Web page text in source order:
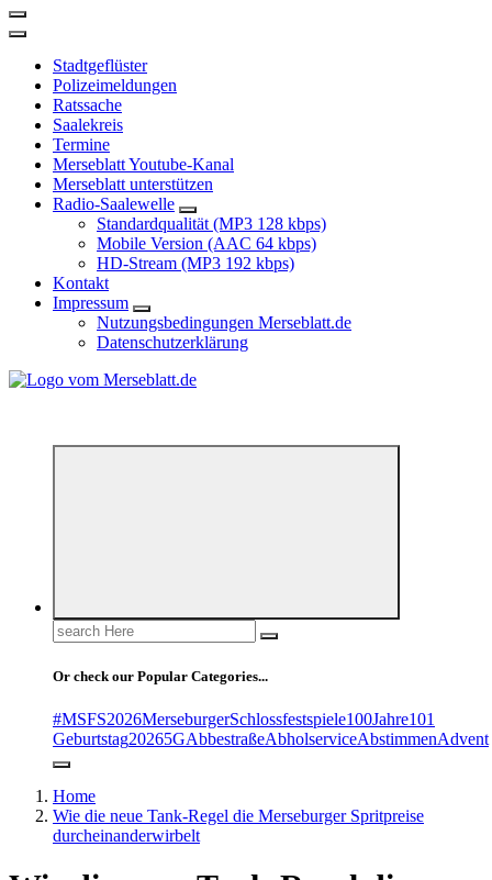
Stadtgeflüster
Polizeimeldungen
Ratssache
Saalekreis
Termine
Merseblatt Youtube-Kanal
Merseblatt unterstützen
Radio-Saalewelle
Standardqualität (MP3 128 kbps)
Mobile Version (AAC 64 kbps)
HD-Stream (MP3 192 kbps)
Kontakt
Impressum
Nutzungsbedingungen Merseblatt.de
Datenschutzerklärung
Search
for:
Or check our Popular Categories...
#MSFS2026MerseburgerSchlossfestspiele100Jahre101
Geburtstag20265GAbbestraßeAbholserviceAbstimmenAdvent
Home
Wie die neue Tank-Regel die Merseburger Spritpreise
durcheinanderwirbelt